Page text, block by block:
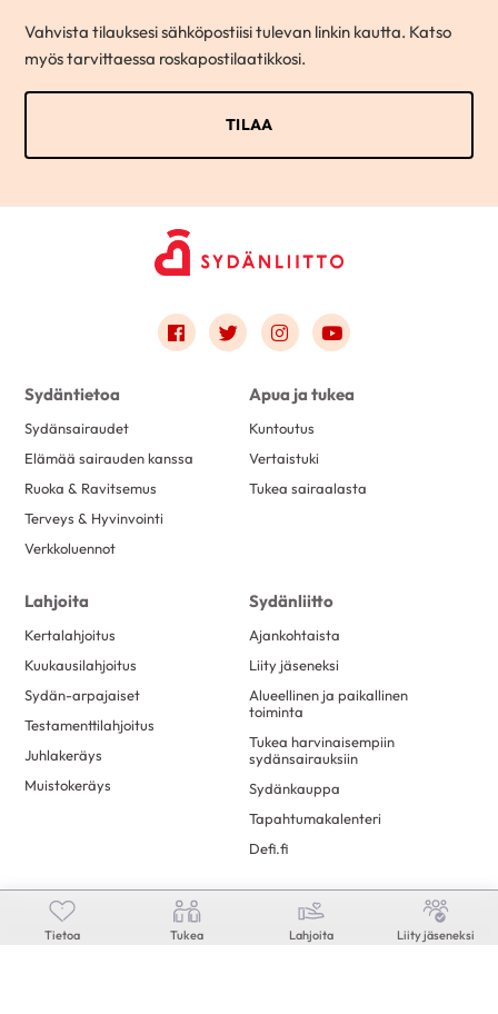
Vahvista tilauksesi sähköpostiisi tulevan linkin kautta. Katso
myös tarvittaessa roskapostilaatikkosi.
Tietoa Tukea Lahjoita Liity jäseneksi
Link to facebook
Link to twitter
Link to instagram
Link to youtube
Sydäntietoa
Sydänsairaudet
Elämää sairauden kanssa
Ruoka & Ravitsemus
Terveys & Hyvinvointi
Verkkoluennot
Apua ja tukea
Kuntoutus
Vertaistuki
Tukea sairaalasta
Lahjoita
Kertalahjoitus
Kuukausilahjoitus
Sydän-arpajaiset
Testamenttilahjoitus
Juhlakeräys
Muistokeräys
Sydänliitto
Ajankohtaista
Liity jäseneksi
Alueellinen ja paikallinen
toiminta
Tukea harvinaisempiin
sydänsairauksiin
Sydänkauppa
Tapahtumakalenteri
Defi.fi
Mikä on Sydän.fi?
Asiantuntija vastaa